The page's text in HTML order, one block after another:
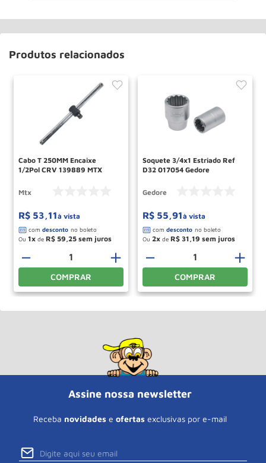
Produtos relacionados
Cabo T 250MM Encaixe
1/2Pol CRV 139889 MTX
Mtx
R$ 53,11à vista
Ou 1 de R$ 59,25
＋
－
COMPRAR
Soquete 3/4x1 Estriado Ref
D32 017054 Gedore
Gedore
R$ 55,91à vista
Ou 2 de R$ 31,19
＋
－
COMPRAR
Assine nossa newsletter
Receba novidades e ofertas exclusivas por e-mail